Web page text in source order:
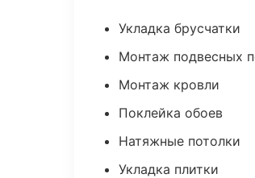
Укладка брусчатки
Монтаж подвесных
Монтаж кровли
Поклейка обоев
Натяжные потолки
Укладка плитки